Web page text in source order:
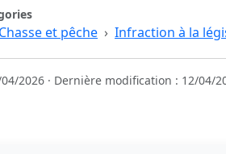
Chasse et pêche Infraction à la
04/2026 · Dernière modification : 12/04/